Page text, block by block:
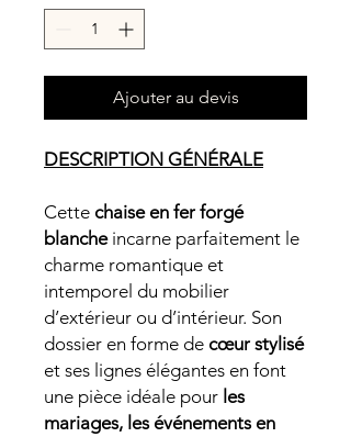
Ajouter au devis
DESCRIPTION GÉNÉRALE
Cette chaise en fer forgé
blancheincarne parfaitement le
charme romantique et
intemporel du mobilier
d’extérieur ou d’intérieur. Son
dossier en forme de cœur stylisé
et ses lignes élégantes en font
une pièce idéale pour les
mariages, les événements en